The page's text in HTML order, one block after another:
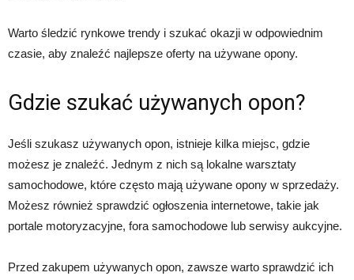
Warto śledzić rynkowe trendy i szukać okazji w odpowiednim
czasie, aby znaleźć najlepsze oferty na używane opony.
Gdzie szukać używanych opon?
Jeśli szukasz używanych opon, istnieje kilka miejsc, gdzie
możesz je znaleźć. Jednym z nich są lokalne warsztaty
samochodowe, które często mają używane opony w sprzedaży.
Możesz również sprawdzić ogłoszenia internetowe, takie jak
portale motoryzacyjne, fora samochodowe lub serwisy aukcyjne.
Przed zakupem używanych opon, zawsze warto sprawdzić ich